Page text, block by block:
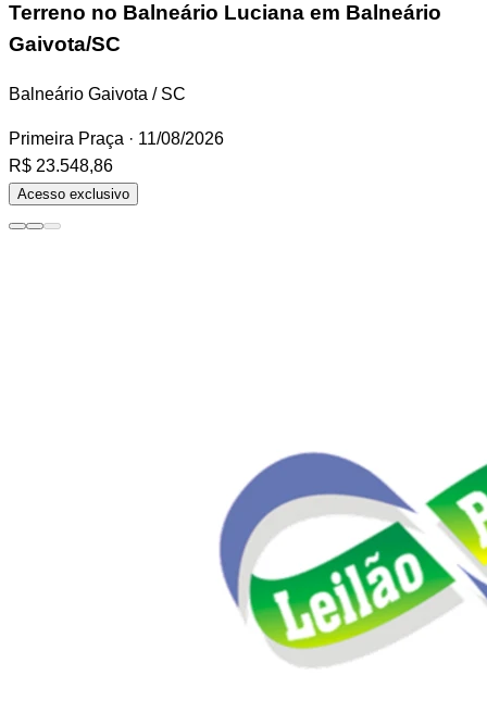
Terreno no Balneário Luciana em Balneário
Gaivota/SC
Balneário Gaivota / SC
Primeira Praça · 11/08/2026
R$ 23.548,86
Acesso exclusivo